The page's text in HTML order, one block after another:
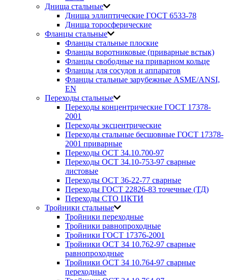
Днища стальные
Днища эллиптические ГОСТ 6533-78
Днища торосферические
Фланцы стальные
Фланцы стальные плоские
Фланцы воротниковые (приварные встык)
Фланцы свободные на приварном кольце
Фланцы для сосудов и аппаратов
Фланцы стальные зарубежные ASME/ANSI,
EN
Переходы стальные
Переходы концентрические ГОСТ 17378-
2001
Переходы эксцентрические
Переходы стальные бесшовные ГОСТ 17378-
2001 приварные
Переходы ОСТ 34.10.700-97
Переходы ОСТ 34.10-753-97 сварные
листовые
Переходы ОСТ 36-22-77 сварные
Переходы ГОСТ 22826-83 точечные (ТД)
Переходы СТО ЦКТИ
Тройники стальные
Тройники переходные
Тройники равнопроходные
Тройники ГОСТ 17376-2001
Тройники ОСТ 34 10.762-97 сварные
равнопроходные
Тройники ОСТ 34 10.764-97 сварные
переходные